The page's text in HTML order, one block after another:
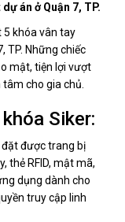
án ở Quận 7, TP.
5 khóa vân tay
TP. Những chiếc
mật, tiện lợi vượt
cho gia chủ.
Siker:
đặt được trang bị
thẻ RFID, mật mã,
dụng dành cho
truy cập linh